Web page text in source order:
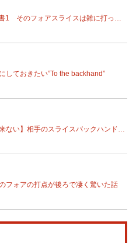
フォアスライスは雑に打ってる？練習では？
しておきたい”To the backhand”
相手のスライスバックハンドをどう対処する？
フォアの打点が後ろで凄く驚いた話